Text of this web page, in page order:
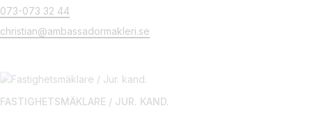
073-073 32 44
christian@ambassadormakleri.se
FASTIGHETSMÄKLARE / JUR. KAND.